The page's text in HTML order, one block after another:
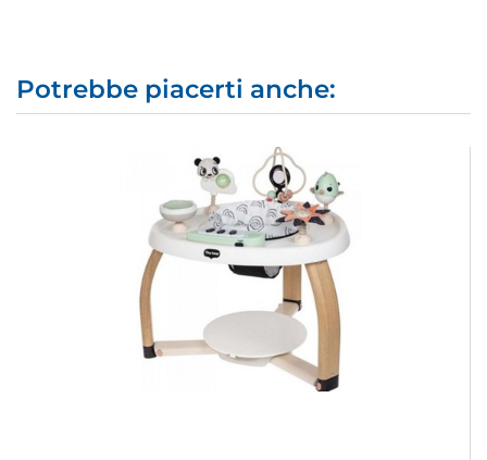
Potrebbe piacerti anche: